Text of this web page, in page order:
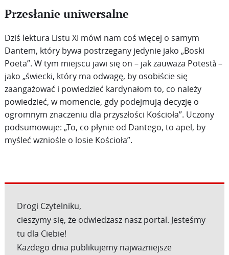
Przesłanie uniwersalne
Dziś lektura Listu XI mówi nam coś więcej o samym
Dantem, który bywa postrzegany jedynie jako „Boski
Poeta”. W tym miejscu jawi się on – jak zauważa Potestà –
jako „świecki, który ma odwagę, by osobiście się
zaangażować i powiedzieć kardynałom to, co należy
powiedzieć, w momencie, gdy podejmują decyzję o
ogromnym znaczeniu dla przyszłości Kościoła”. Uczony
podsumowuje: „To, co płynie od Dantego, to apel, by
myśleć wzniośle o losie Kościoła”.
Drogi Czytelniku,
cieszymy się, że odwiedzasz nasz portal. Jesteśmy
tu dla Ciebie!
Każdego dnia publikujemy najważniejsze